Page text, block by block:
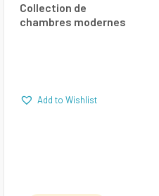
Collection de
chambres modernes
Add to Wishlist
Add to Wishlist